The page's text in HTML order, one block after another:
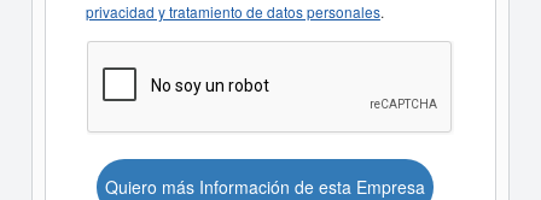
privacidad y tratamiento de datos personales.
Quiero más Información de esta Empresa